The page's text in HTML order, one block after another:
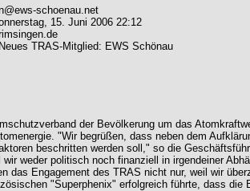
schoenau.net
15. Juni 2006 22:12
TRAS-Mitglied: EWS Schönau
der Bevölkerung um das
"Wir begrüßen, dass neben dem
beschritten werden soll," so die
weder politisch noch finanziell in irgendeiner
Engagement des TRAS nicht nur, weil wir
"Superphenix" erfolgreich führte, dass die